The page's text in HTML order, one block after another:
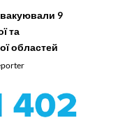
9
та
областей